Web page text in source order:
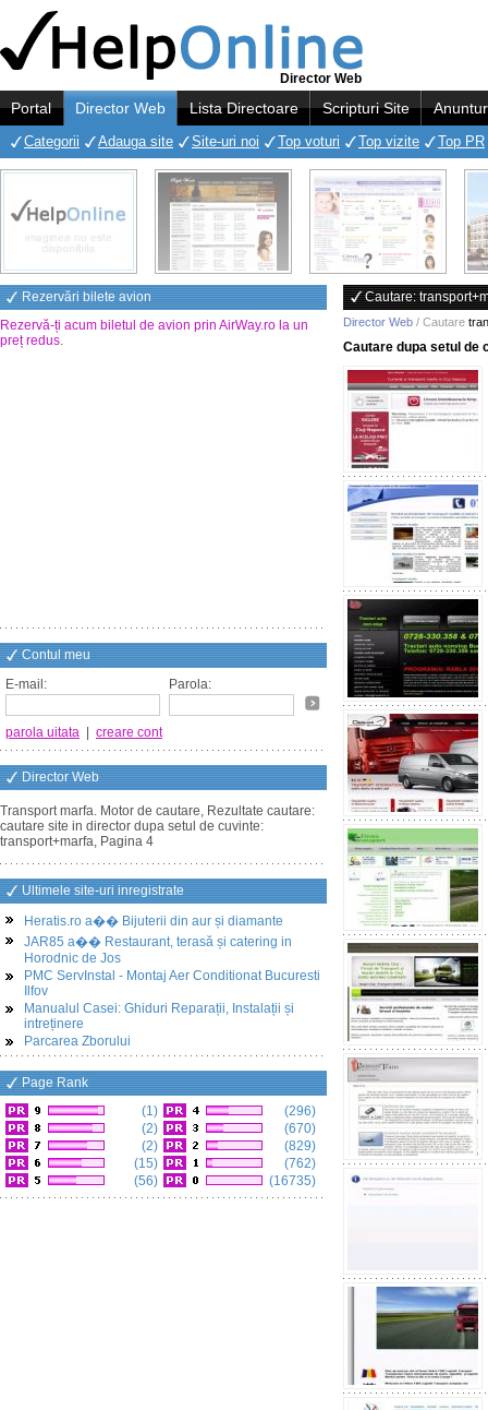
Director Web
Portal Director Web Lista Directoare Scripturi Site
Categorii Adauga site Site-uri noi Top voturi Top vizite Top PR
Rezervări bilete avion
Rezervă-ți acum biletul de avion prin AirWay.ro la un
preț redus.
Contul meu
E-mail:
Parola:
parola uitata creare cont
Director Web
Transport marfa. Motor de cautare, Rezultate cautare:
cautare site in director dupa setul de cuvinte:
transport+marfa, Pagina 4
Ultimele site-uri inregistrate
Heratis.ro a�� Bijuterii din aur și diamante
JAR85 a�� Restaurant, terasă și catering in
Horodnic de Jos
PMC ServInstal - Montaj Aer Conditionat Bucuresti
Ilfov
Manualul Casei: Ghiduri Reparații, Instalații și
intreținere
Parcarea Zborului
Page Rank
(1)
(2)
(2)
(15)
(56)
(296)
(670)
(829)
(762)
(16735)
Cautare:
Director Web / Cautare
Cautare dupa setul de